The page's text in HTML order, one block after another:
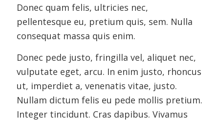
Donec quam felis, ultricies nec,
pellentesque eu, pretium quis, sem. Nulla
consequat massa quis enim.
Donec pede justo, fringilla vel, aliquet nec,
vulputate eget, arcu. In enim justo, rhoncus
ut, imperdiet a, venenatis vitae, justo.
Nullam dictum felis eu pede mollis pretium.
Integer tincidunt. Cras dapibus. Vivamus